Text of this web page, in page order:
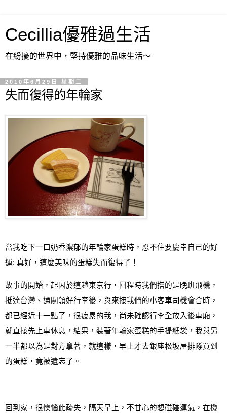
Cecillia優雅過生活
在紛擾的世界中，堅持優雅的品味生活～
2010年6月29日 星期二
失而復得的年輪家
當我吃下一口奶香濃郁的年輪家蛋糕時 ， 忍不住要慶幸自己的好
運: 真好 ， 這麼美味的蛋糕失而復得了 ！
故事的開始，起因於這趟東京行 ， 回程時我們搭的是晚班飛機 ，
抵達台灣、通關領好行李後，與來接我們的小客車司機會合時，
都已經近十一點了，很疲累的我，尚未確認行李全放入後車廂 ，
就直接先上車休息，結果 ， 裝著年輪家蛋糕的手提紙袋，我與另
一半都以為是對方拿著，就這樣，早上才去銀座松坂屋排隊買到
的蛋糕，竟被遺忘了。
回到家，很懊惱此疏失，隔天早上，不甘心的想碰碰運氣，在機